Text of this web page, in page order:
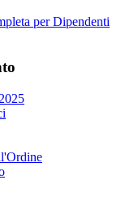
per Dipendenti